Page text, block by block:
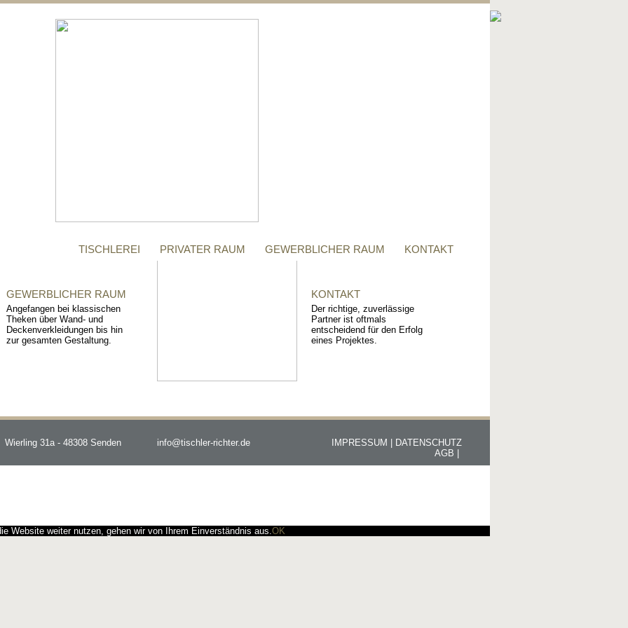
TISCHLEREI PRIVATER RAUM GEWERBLICHER RAUM KONTAKT
GEWERBLICHER RAUM
Angefangen bei klassischen
Theken über Wand- und
Deckenverkleidungen bis hin
zur gesamten Gestaltung.
KONTAKT
Der richtige, zuverlässige
Partner ist oftmals
entscheidend für den Erfolg
eines Projektes.
Wierling 31a - 48308 Senden info@tischler-richter.de DATENSCHUTZ
IMPRESSUM |
AGB |
Website weiter nutzen, gehen wir von Ihrem Einverständnis aus.OK